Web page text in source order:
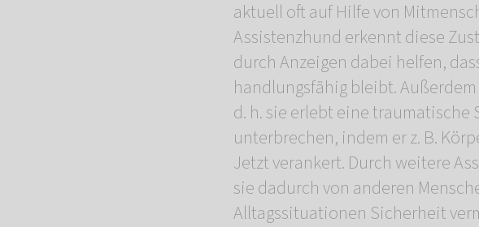
aktuell oft auf Hilfe von
Assistenzhund erkennt diese
durch Anzeigen dabei helfen,
handlungsfähig bleibt.
d. h. sie erlebt eine
unterbrechen, indem er z. B.
Jetzt verankert. Durch weitere
sie dadurch von anderen
Alltagssituationen Sicherheit